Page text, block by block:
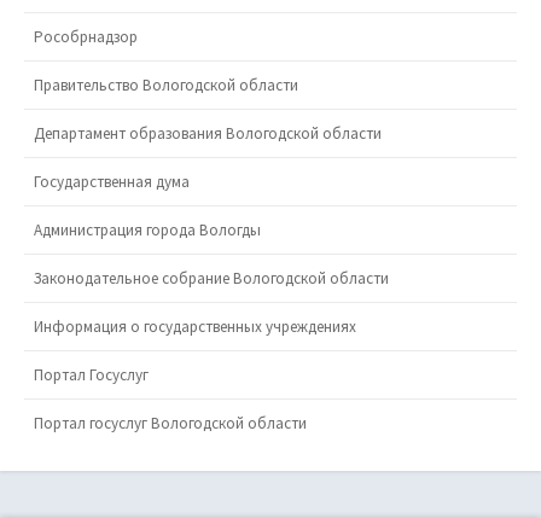
Рособрнадзор
Правительство Вологодской области
Департамент образования Вологодской области
Государственная дума
Администрация города Вологды
Законодательное собрание Вологодской области
Информация о государственных учреждениях
Портал Госуслуг
Портал госуслуг Вологодской области